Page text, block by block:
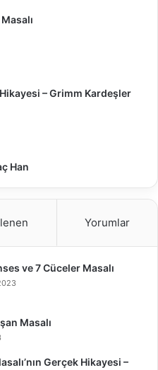
– Grimm Kardeşler
Han
Yorumlar
ve 7 Cüceler Masalı
Masalı
Gerçek Hikayesi –